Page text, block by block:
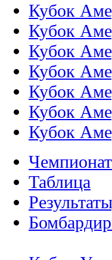
Кубок
Кубок
Кубок
Кубок
Кубок
Кубок
Кубок
Таблица